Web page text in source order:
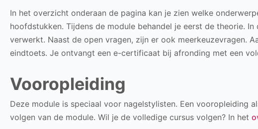
In het overzicht onderaan de pagina kan je zien welke
hoofdstukken. Tijdens de module behandel je eerst de theorie.
verwerkt. Naast de open vragen, zijn er ook meerkeuzevragen.
eindtoets. Je ontvangt een e-certificaat bij afronding met een
Vooropleiding
Deze module is speciaal voor nagelstylisten. Een vooropleiding
volgen van de module. Wil je de volledige cursus volgen? In het